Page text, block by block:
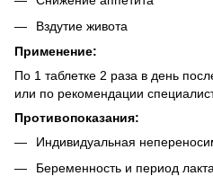
Вздутие живота
Применение:
По 1 таблетке 2 раза в день
или по рекомендации
Противопоказания:
Индивидуальная
Беременность и период